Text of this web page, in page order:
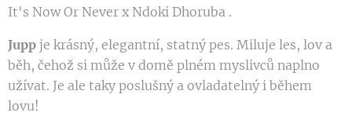
It's Now Or Never x Ndoki Dhoruba .
Jupp je krásný, elegantní, statný pes. Miluje les, lov a
běh, čehož si může v domě plném myslivců naplno
užívat. Je ale taky poslušný a ovladatelný i během
lovu!